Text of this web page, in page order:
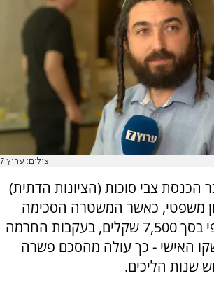
צילום: ערוץ 7
הכנסת צבי סוכות (הציונות הדתית)
משפטי, כאשר המשטרה הסכימה
לשלם לו פיצוי כספי בסך 7,500 שקלים, בעקבות החרמה
האישי - כך עולה מהסכם פשרה
שנות הליכים.